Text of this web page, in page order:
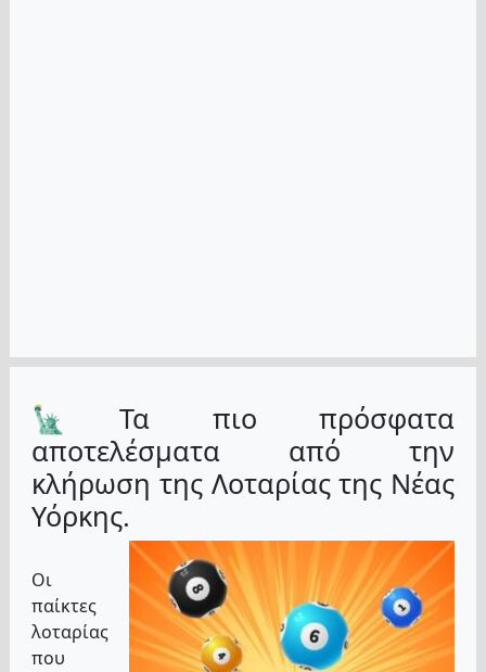
🗽Τα πιο πρόσφατα
αποτελέσματα από την
κλήρωση της Λοταρίας της Νέας
Υόρκης.
Οι
παίκτες
λοταρίας
που